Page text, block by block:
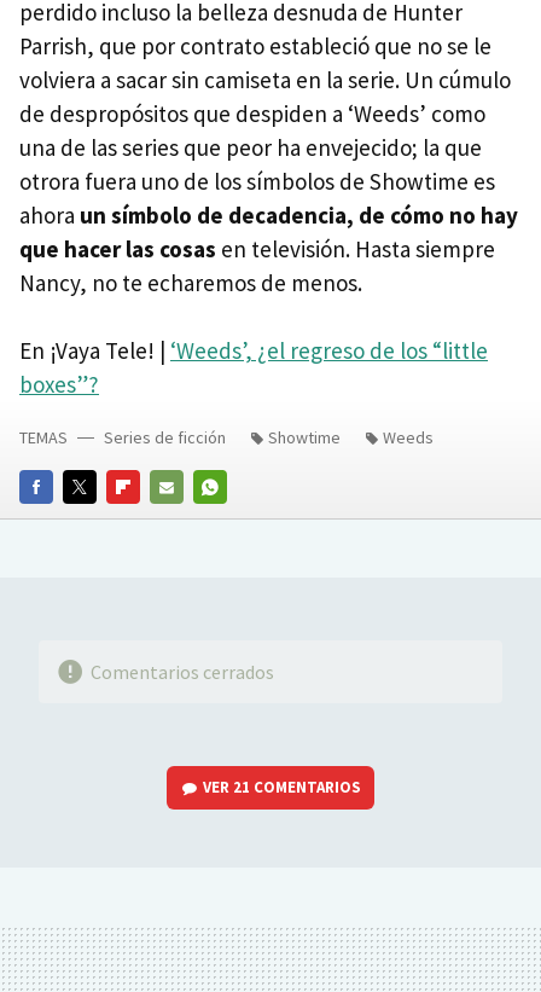
perdido incluso la belleza desnuda de Hunter
Parrish, que por contrato estableció que no se le
volviera a sacar sin camiseta en la serie. Un cúmulo
de despropósitos que despiden a ‘Weeds’ como
una de las series que peor ha envejecido; la que
otrora fuera uno de los símbolos de Showtime es
ahora un símbolo de decadencia, de cómo no hay
que hacer las cosas en televisión. Hasta siempre
Nancy, no te echaremos de menos.
En ¡Vaya Tele! | ‘Weeds’, ¿el regreso de los “little
boxes”?
FACEBOOKTWITTERFLIPBOARD
E-
WHATSAPP
TEMAS Series de ficción Showtime Weeds
Comentarios cerrados
VER 21 COMENTARIOS